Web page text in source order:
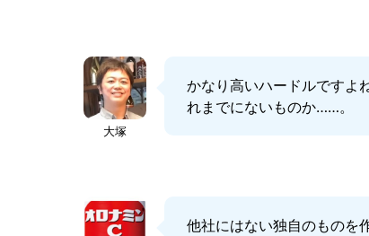
大塚
かなり高いハードルですよ
れまでにないものか……。
他社にはない独自のものを